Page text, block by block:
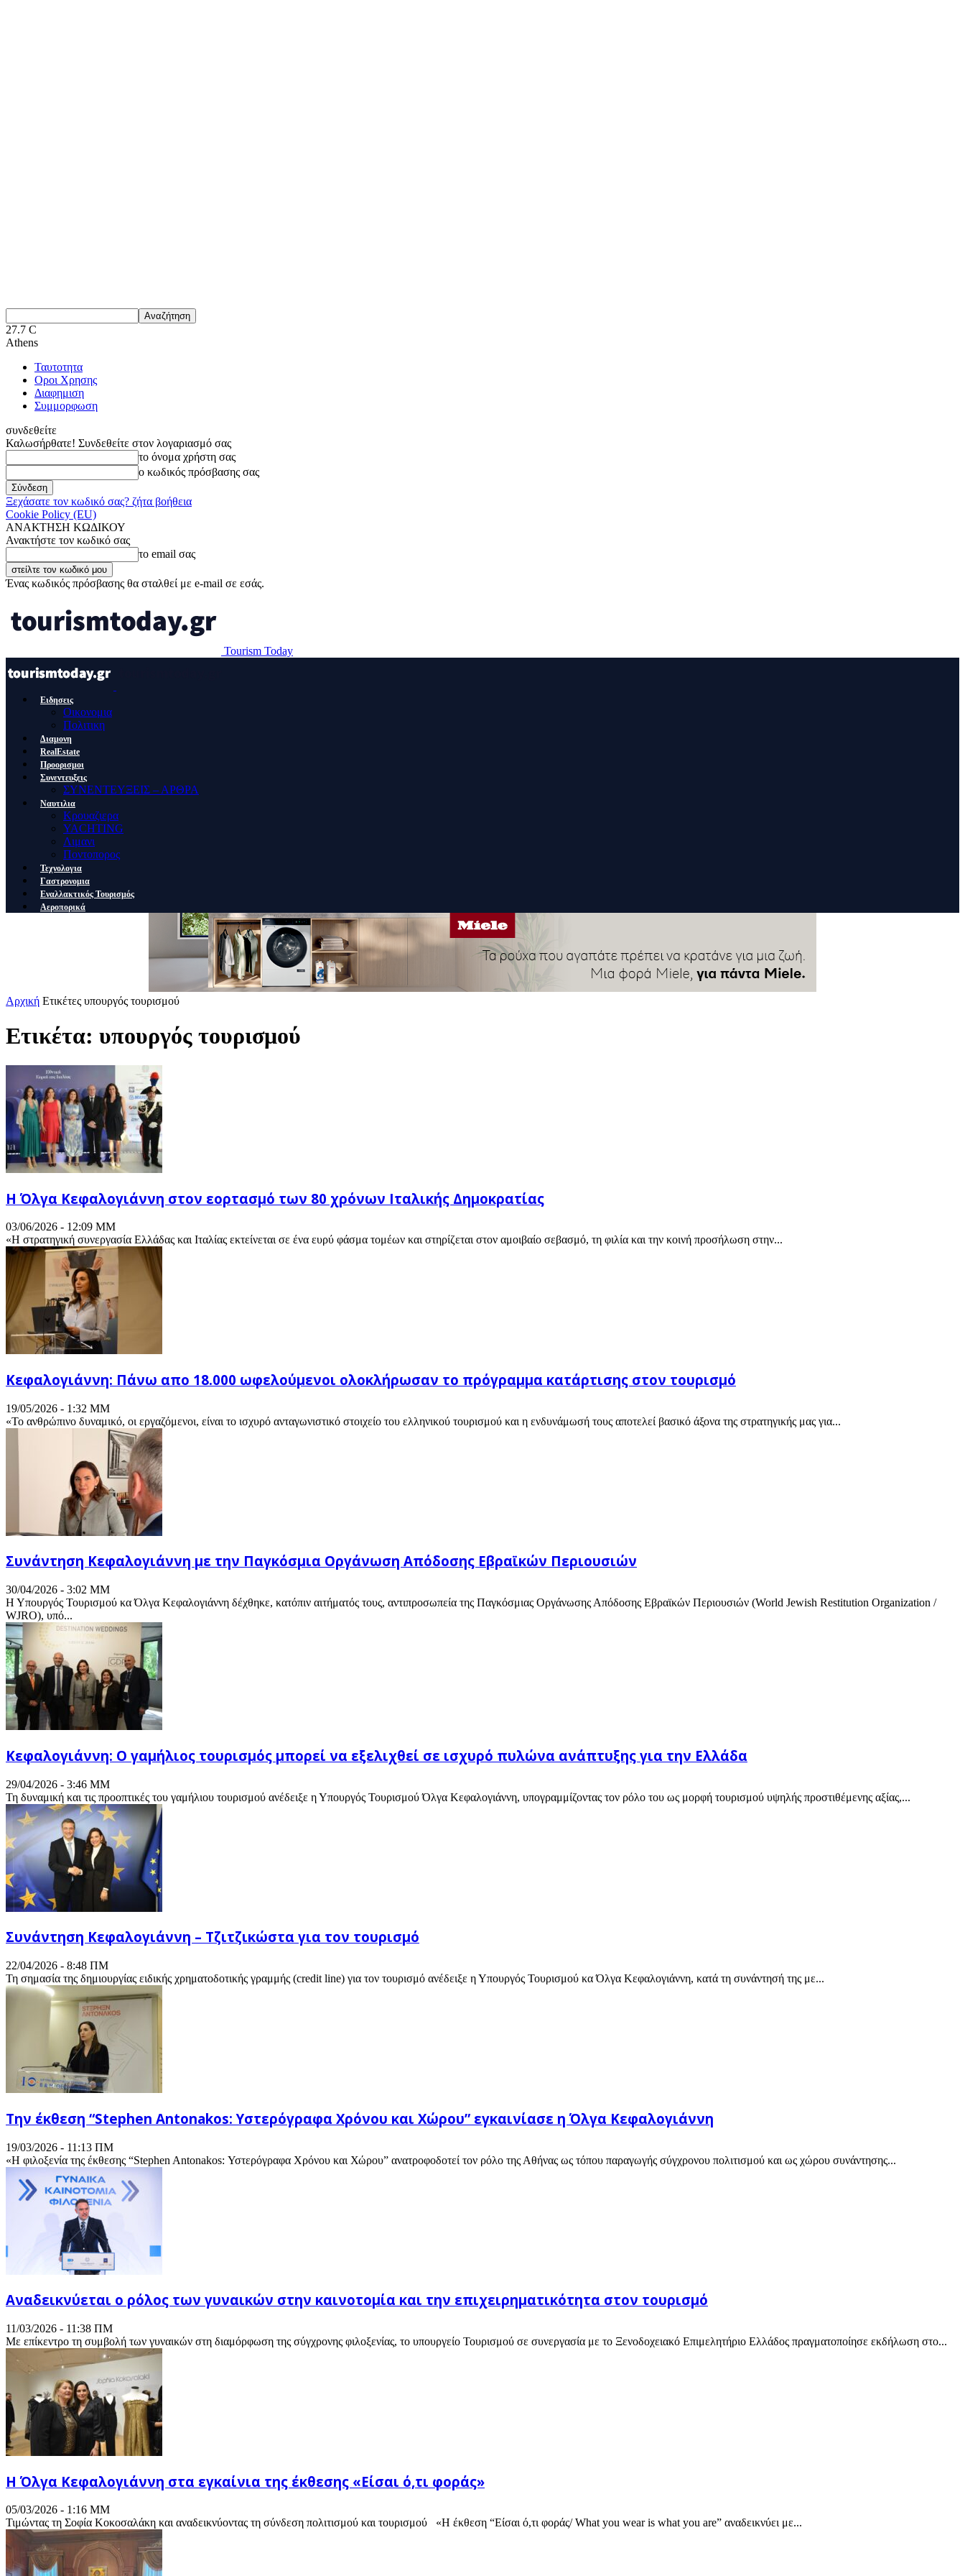
27.7 C
Athens
Ταυτοτητα
Οροι Χρησης
Διαφημιση
Συμμορφωση
συνδεθείτε
Καλωσήρθατε! Συνδεθείτε στον λογαριασμό σας
το όνομα χρήστη σας
ο κωδικός πρόσβασης σας
Ξεχάσατε τον κωδικό σας? ζήτα βοήθεια
Cookie Policy (EU)
ΑΝΑΚΤΗΣΗ ΚΩΔΙΚΟΥ
Ανακτήστε τον κωδικό σας
το email σας
Ένας κωδικός πρόσβασης θα σταλθεί με e-mail σε εσάς.
Tourism Today
Ειδησεις
Οικονομια
Πολιτικη
Διαμονη
RealEstate
Προορισμοι
Συνεντευξεις
ΣΥΝΕΝΤΕΥΞΕΙΣ – ΑΡΘΡΑ
Ναυτιλια
Κρουαζιερα
YACHTING
Λιμανι
Ποντοπορος
Τεχνολογια
Γαστρονομια
Εναλλακτικός Τουρισμός
Αεροπορικά
Αρχική Ετικέτες υπουργός τουρισμού
Ετικέτα: υπουργός τουρισμού
Η Όλγα Κεφαλογιάννη στον εορτασμό των 80 χρόνων Ιταλικής Δημοκρατίας
03/06/2026 - 12:09 ΜΜ
«Η στρατηγική συνεργασία Ελλάδας και Ιταλίας εκτείνεται σε ένα ευρύ φάσμα τομέων και στηρίζεται στον αμοιβαίο σεβασμό, τη φιλία και την κοινή προσήλωση στην...
Κεφαλογιάννη: Πάνω απο 18.000 ωφελούμενοι ολοκλήρωσαν το πρόγραμμα κατάρτισης στον τουρισμό
19/05/2026 - 1:32 ΜΜ
«Το ανθρώπινο δυναμικό, οι εργαζόμενοι, είναι το ισχυρό ανταγωνιστικό στοιχείο του ελληνικού τουρισμού και η ενδυνάμωσή τους αποτελεί βασικό άξονα της στρατηγικής μας για...
Συνάντηση Κεφαλογιάννη με την Παγκόσμια Οργάνωση Απόδοσης Εβραϊκών Περιουσιών
30/04/2026 - 3:02 ΜΜ
Η Υπουργός Τουρισμού κα Όλγα Κεφαλογιάννη δέχθηκε, κατόπιν αιτήματός τους, αντιπροσωπεία της Παγκόσμιας Οργάνωσης Απόδοσης Εβραϊκών Περιουσιών (World Jewish Restitution Organization /
WJRO), υπό...
Κεφαλογιάννη: Ο γαμήλιος τουρισμός μπορεί να εξελιχθεί σε ισχυρό πυλώνα ανάπτυξης για την Ελλάδα
29/04/2026 - 3:46 ΜΜ
Τη δυναμική και τις προοπτικές του γαμήλιου τουρισμού ανέδειξε η Υπουργός Τουρισμού Όλγα Κεφαλογιάννη, υπογραμμίζοντας τον ρόλο του ως μορφή τουρισμού υψηλής προστιθέμενης αξίας,...
Συνάντηση Κεφαλογιάννη – Τζιτζικώστα για τον τουρισμό
22/04/2026 - 8:48 ΠΜ
Τη σημασία της δημιουργίας ειδικής χρηματοδοτικής γραμμής (credit line) για τον τουρισμό ανέδειξε η Υπουργός Τουρισμού κα Όλγα Κεφαλογιάννη, κατά τη συνάντησή της με...
Την έκθεση “Stephen Antonakos: Υστερόγραφα Χρόνου και Χώρου” εγκαινίασε η Όλγα Κεφαλογιάννη
19/03/2026 - 11:13 ΠΜ
«Η φιλοξενία της έκθεσης “Stephen Antonakos: Υστερόγραφα Χρόνου και Χώρου” ανατροφοδοτεί τον ρόλο της Αθήνας ως τόπου παραγωγής σύγχρονου πολιτισμού και ως χώρου συνάντησης...
Αναδεικνύεται ο ρόλος των γυναικών στην καινοτομία και την επιχειρηματικότητα στον τουρισμό
11/03/2026 - 11:38 ΠΜ
Με επίκεντρο τη συμβολή των γυναικών στη διαμόρφωση της σύγχρονης φιλοξενίας, το υπουργείο Τουρισμού σε συνεργασία με το Ξενοδοχειακό Επιμελητήριο Ελλάδος πραγματοποίησε εκδήλωση στο...
Η Όλγα Κεφαλογιάννη στα εγκαίνια της έκθεσης «Είσαι ό,τι φοράς»
05/03/2026 - 1:16 ΜΜ
Τιμώντας τη Σοφία Κοκοσαλάκη και αναδεικνύοντας τη σύνδεση πολιτισμού και τουρισμού «Η έκθεση “Είσαι ό,τι φοράς/ What you wear is what you are” αναδεικνύει με...